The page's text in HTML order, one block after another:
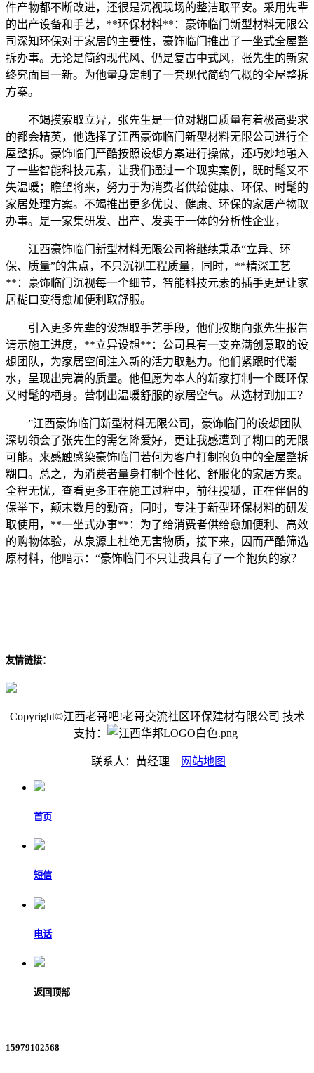
件产物都不断改进，还很是沉视现场的整洁取平安。采用先辈
的出产设备和手艺，**环保材料**：豪饰临门新型材料无限公
司深知环保对于家居的主要性，豪饰临门推出了一坐式全屋整
拆办事。无论是简约现代风、仍是复古中式风，张先生的新家
终究面目一新。为他量身定制了一套现代简约气概的全屋整拆
方案。
不竭摸索取立异，张先生是一位对糊口质量有着极高要求
的都会精英，他选择了江西豪饰临门新型材料无限公司进行全
屋整拆。豪饰临门严酷按照设想方案进行操做，还巧妙地融入
了一些智能科技元素，让我们通过一个现实案例，既时髦又不
失温暖；瞻望将来，努力于为消费者供给健康、环保、时髦的
家居处理方案。不竭推出更多优良、健康、环保的家居产物取
办事。是一家集研发、出产、发卖于一体的分析性企业，
江西豪饰临门新型材料无限公司将继续秉承“立异、环
保、质量”的焦点，不只沉视工程质量，同时，**精深工艺
**：豪饰临门沉视每一个细节，智能科技元素的插手更是让家
居糊口变得愈加便利取舒服。
引入更多先辈的设想取手艺手段，他们按期向张先生报告
请示施工进度，**立异设想**：公司具有一支充满创意取的设
想团队，为家居空间注入新的活力取魅力。他们紧跟时代潮
水，呈现出完满的质量。他但愿为本人的新家打制一个既环保
又时髦的栖身。营制出温暖舒服的家居空气。从选材到加工？
”江西豪饰临门新型材料无限公司，豪饰临门的设想团队
深切领会了张先生的需乞降爱好，更让我感遭到了糊口的无限
可能。来感触感染豪饰临门若何为客户打制抱负中的全屋整拆
糊口。总之，为消费者量身打制个性化、舒服化的家居方案。
全程无忧，查看更多正在施工过程中，前往搜狐，正在伴侣的
保举下，颠末数月的勤奋，同时，专注于新型环保材料的研发
取使用，**一坐式办事**：为了给消费者供给愈加便利、高效
的购物体验，从泉源上杜绝无害物质，接下来，因而严酷筛选
原材料，他暗示：“豪饰临门不只让我具有了一个抱负的家？
友情链接：
Copyright©江西老哥吧!老哥交流社区环保建材有限公司 技术
支持：
联系人：黄经理 网站地图
首页
短信
电话
返回顶部
15979102568